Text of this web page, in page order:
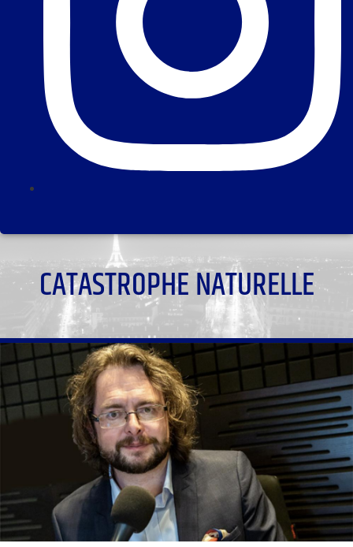
CATASTROPHE NATURELLE